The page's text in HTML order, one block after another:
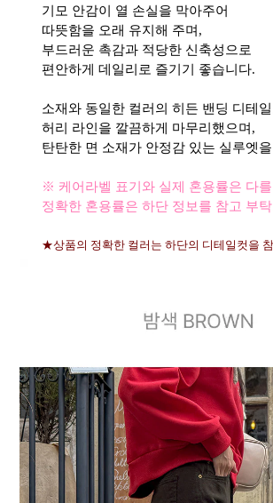
기모 안감이 열 손실을 막아주어
따뜻함을 오래 유지해 주며,
부드러운 촉감과 적당한 신축성으로
편안하게 데일리로 즐기기 좋습니다.
소재와 동일한 컬러의 히든 밴딩 디테일
허리 라인을 깔끔하게 마무리했으며,
탄탄한 면 소재가 안정감 있는 실루엣
※ 케어라벨 표기와 실제 혼용률은 다
정확한 혼용률은 하단 정보를 참고 부
★상품의 정확한 컬러는 하단의 디테일컷을